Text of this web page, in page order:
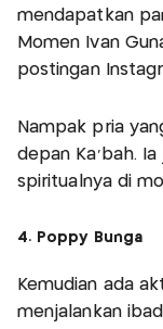
mendapatkan
Momen Ivan
postingan
Nampak pria
depan Ka’bah.
spiritualnya di
4. Poppy Bunga
Kemudian ada
menjalankan